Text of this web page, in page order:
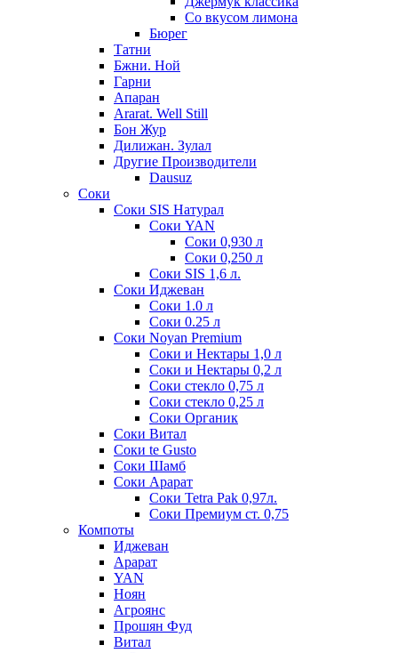
Со вкусом лимона
Бюрег
Татни
Бжни. Ной
Гарни
Апаран
Ararat. Well Still
Бон Жур
Дилижан. Зулал
Другие Производители
Dausuz
Соки
Соки SIS Натурал
Соки YAN
Соки 0,930 л
Соки 0,250 л
Соки SIS 1,6 л.
Соки Иджеван
Соки 1.0 л
Соки 0.25 л
Соки Noyan Premium
Соки и Нектары 1,0 л
Соки и Нектары 0,2 л
Соки стекло 0,75 л
Соки стекло 0,25 л
Соки Органик
Соки Витал
Соки te Gusto
Соки Шамб
Соки Арарат
Соки Tetra Pak 0,97л.
Соки Премиум ст. 0,75
Компоты
Иджеван
Арарат
YAN
Ноян
Агроянс
Прошян Фуд
Витал